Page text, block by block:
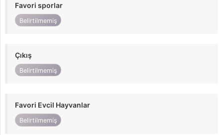
Favori sporlar
Belirtilmemiş
Çıkış
Belirtilmemiş
Favori Evcil Hayvanlar
Belirtilmemiş